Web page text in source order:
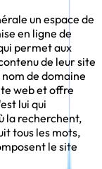
un espace de
en ligne de
permet aux
de leur site
de domaine
web et offre
lui qui
la recherchent,
tous les mots,
le site